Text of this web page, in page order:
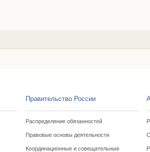
Правительство России
Распределение обязанностей
Правовые основы деятельности
Координационные и совещательные